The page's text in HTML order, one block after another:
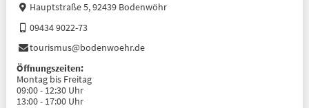
Hauptstraße 5, 92439 Bodenwöhr
09434 9022-73
tourismus@bodenwoehr.de
Öffnungszeiten:
Montag bis Freitag
09:00 - 12:30 Uhr
13:00 - 17:00 Uhr